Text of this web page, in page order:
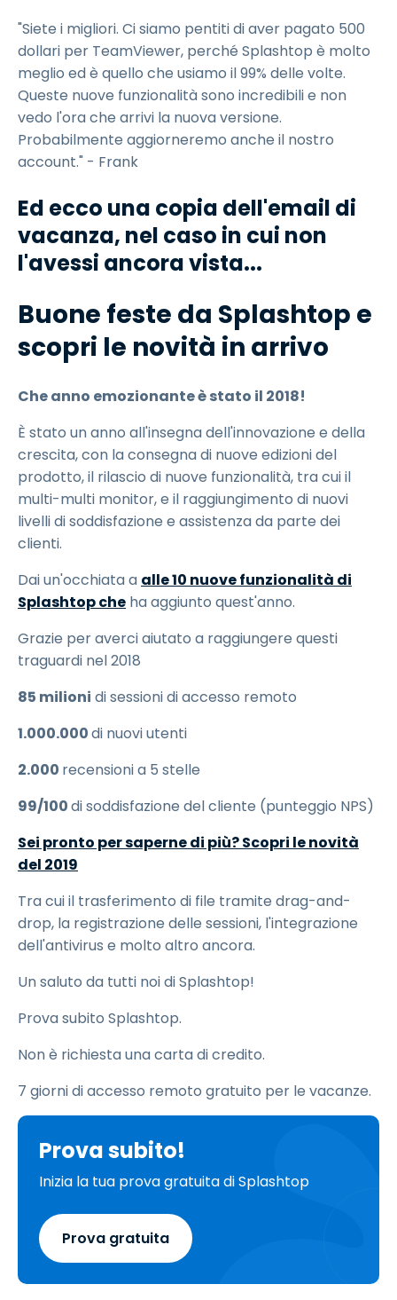
"Siete i migliori. Ci siamo pentiti di aver pagato 500
dollari per TeamViewer, perché Splashtop è molto
meglio ed è quello che usiamo il 99% delle volte.
Queste nuove funzionalità sono incredibili e non
vedo l'ora che arrivi la nuova versione.
Probabilmente aggiorneremo anche il nostro
account." - Frank
Ed ecco una copia dell'email di
vacanza, nel caso in cui non
l'avessi ancora vista...
Buone feste da Splashtop e
scopri le novità in arrivo
Che anno emozionante è stato il 2018!
È stato un anno all'insegna dell'innovazione e della
crescita, con la consegna di nuove edizioni del
prodotto, il rilascio di nuove funzionalità, tra cui il
multi-multi monitor, e il raggiungimento di nuovi
livelli di soddisfazione e assistenza da parte dei
clienti.
Dai un'occhiata a alle 10 nuove funzionalità di
Splashtop che ha aggiunto quest'anno.
Grazie per averci aiutato a raggiungere questi
traguardi nel 2018
85 milioni di sessioni di accesso remoto
1.000.000di nuovi utenti
2.000 recensioni a 5 stelle
99/100di soddisfazione del cliente (punteggio NPS)
Sei pronto per saperne di più? Scopri le novità
del 2019
Tra cui il trasferimento di file tramite drag-and-
drop, la registrazione delle sessioni, l'integrazione
dell'antivirus e molto altro ancora.
Un saluto da tutti noi di Splashtop!
Prova subito Splashtop.
Non è richiesta una carta di credito.
7 giorni di accesso remoto gratuito per le vacanze.
Prova subito!
Inizia la tua prova gratuita di Splashtop
Prova gratuita